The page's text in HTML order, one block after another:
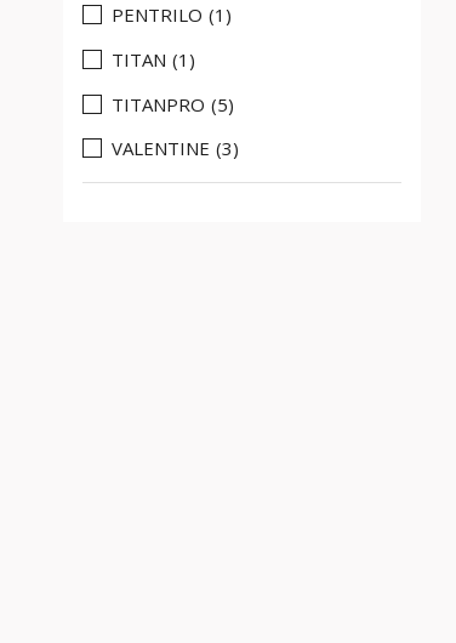
PENTRILO (1)
TITAN (1)
TITANPRO (5)
VALENTINE (3)